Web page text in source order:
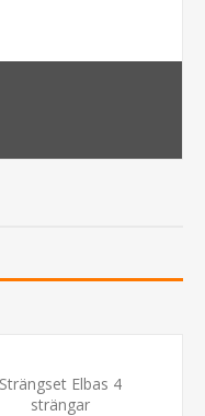
Strängset Elbas 4
strängar